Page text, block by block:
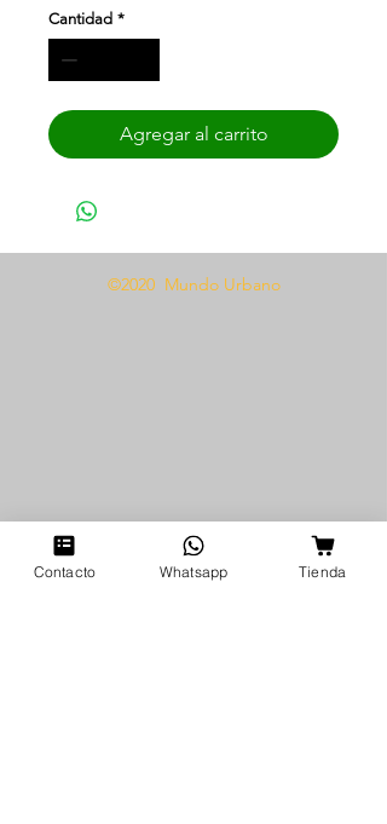
Cantidad *
Agregar al carrito
©2020 Mundo Urbano
Contacto Whatsapp Tienda